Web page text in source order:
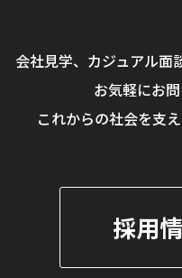
会社見学、カジュアル面
お気軽にお
これからの社会を支
採用